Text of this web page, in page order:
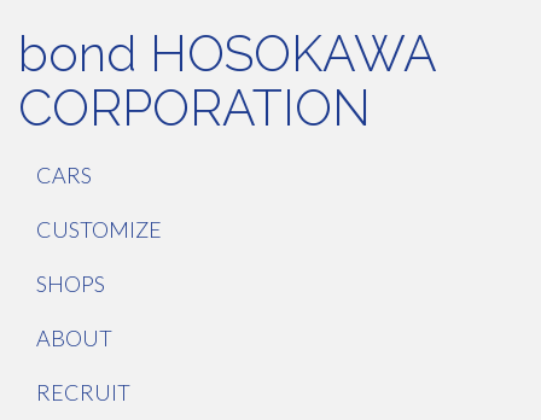
bond HOSOKAWA
CORPORATION
CARS
CUSTOMIZE
SHOPS
ABOUT
RECRUIT